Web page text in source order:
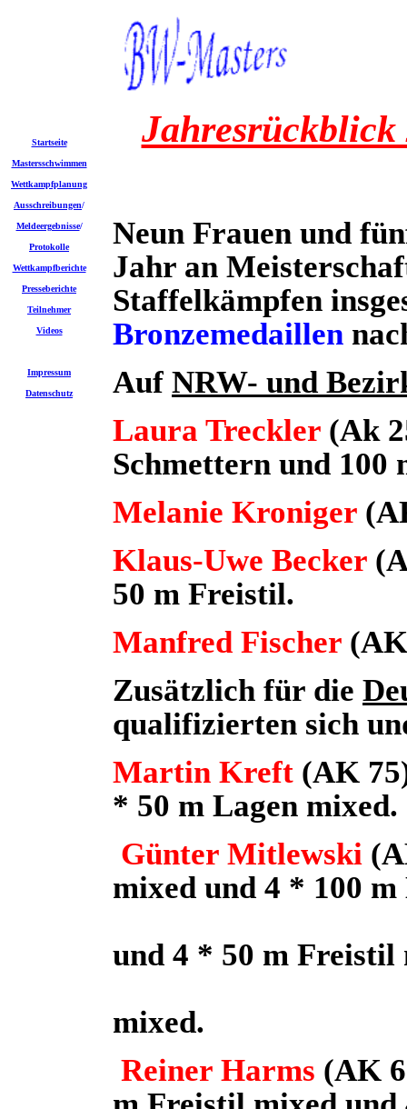
Startseite
Mastersschwimmen
Wettkampfplanung
Ausschreibungen/
Meldeergebnisse/
Protokolle
Wettkampfberichte
Presseberichte
Teilnehmer
Videos
Impressum
Datenschutz
Jahresrückblick
Neun Frauen und
Jahr an
Staffelkämpfen
Bronzemedaillen
Auf NRW- und
Laura Treckler (Ak
Schmettern und 100
Melanie Kroniger
Klaus-Uwe Becker
50 m Freistil.
Manfred Fischer
Zusätzlich für die
qualifizierten sich
Martin Kreft (AK
* 50 m Lagen mixed.
Günter Mitlewski
mixed und 4 * 100
und 4 * 50 m
mixed.
Reiner Harms (AK